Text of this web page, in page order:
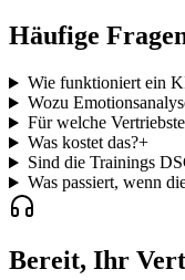
Häufige
Wie funktioniert ein
Wozu
Für welche
Was kostet das?+
Sind die Trainings
Was passiert, wenn
Bereit, Ihr